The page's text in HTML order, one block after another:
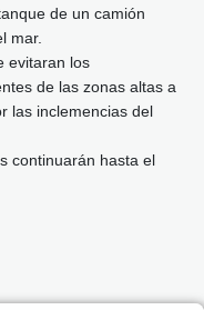
de un camión
mar.
evitaran los
de las zonas altas a
las inclemencias del
continuarán hasta el